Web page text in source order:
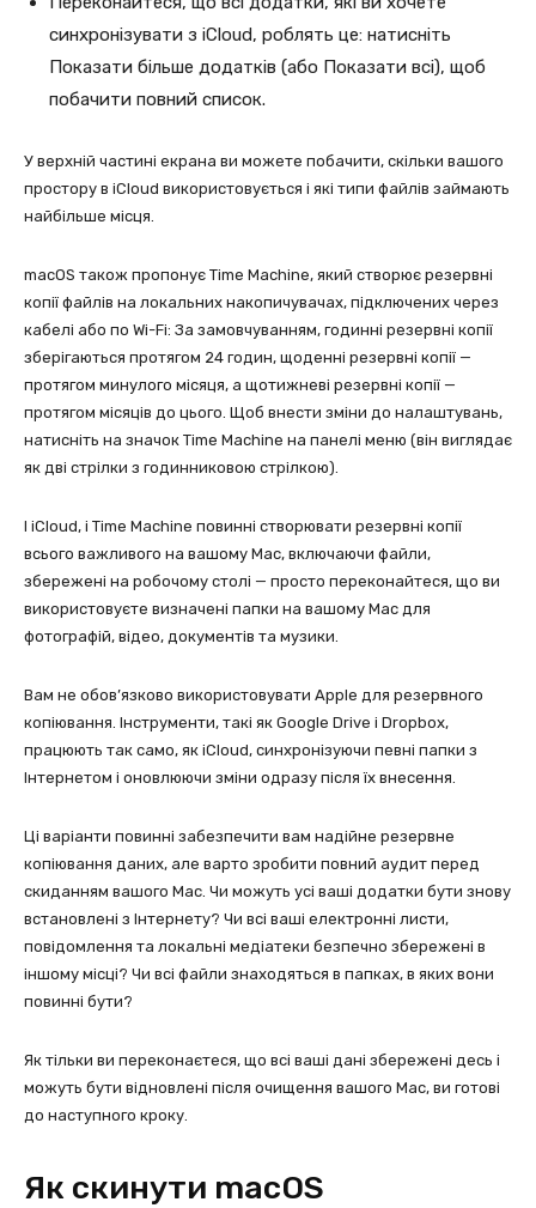
синхронізувати з iCloud, роблять це: натисніть
Показати більше додатків (або Показати всі), щоб
побачити повний список.
У верхній частині екрана ви можете побачити, скільки вашого
простору в iCloud використовується і які типи файлів займають
найбільше місця.
macOS також пропонує Time Machine, який створює резервні
копії файлів на локальних накопичувачах, підключених через
кабелі або по Wi-Fi: За замовчуванням, годинні резервні копії
зберігаються протягом 24 годин, щоденні резервні копії —
протягом минулого місяця, а щотижневі резервні копії —
протягом місяців до цього. Щоб внести зміни до налаштувань,
натисніть на значок Time Machine на панелі меню (він виглядає
як дві стрілки з годинниковою стрілкою).
І iCloud, і Time Machine повинні створювати резервні копії
всього важливого на вашому Mac, включаючи файли,
збережені на робочому столі — просто переконайтеся, що ви
використовуєте визначені папки на вашому Mac для
фотографій, відео, документів та музики.
Вам не обов’язково використовувати Apple для резервного
копіювання. Інструменти, такі як Google Drive і Dropbox,
працюють так само, як iCloud, синхронізуючи певні папки з
Інтернетом і оновлюючи зміни одразу після їх внесення.
Ці варіанти повинні забезпечити вам надійне резервне
копіювання даних, але варто зробити повний аудит перед
скиданням вашого Mac. Чи можуть усі ваші додатки бути знову
встановлені з Інтернету? Чи всі ваші електронні листи,
повідомлення та локальні медіатеки безпечно збережені в
іншому місці? Чи всі файли знаходяться в папках, в яких вони
повинні бути?
Як тільки ви переконаєтеся, що всі ваші дані збережені десь і
можуть бути відновлені після очищення вашого Mac, ви готові
до наступного кроку.
Як скинути macOS